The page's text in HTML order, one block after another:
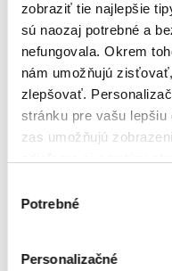
zobraziť tie najlepšie
sú naozaj potrebné a
nefungovala. Okrem
nám umožňujú
zlepšovať.
stránku pre vašu
zas umožňujú
súhlasu
Potrebné
Personalizačné